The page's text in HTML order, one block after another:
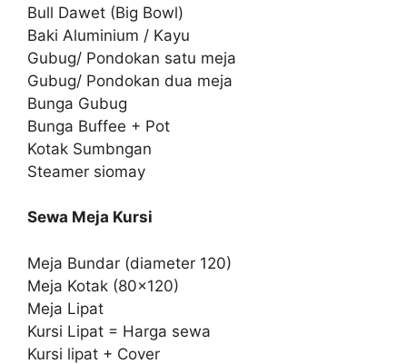
Bull Dawet (Big Bowl)
Baki Aluminium / Kayu
Gubug/ Pondokan satu meja
Gubug/ Pondokan dua meja
Bunga Gubug
Bunga Buffee + Pot
Kotak Sumbngan
Steamer siomay
Sewa Meja Kursi
Meja Bundar (diameter 120)
Meja Kotak (80×120)
Meja Lipat
Kursi Lipat = Harga sewa
Kursi lipat + Cover